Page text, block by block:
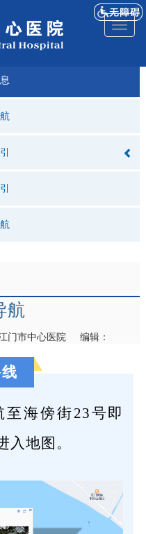
仁济
科普
人才
招聘
仁济
医院
视频
航
门市中心医院 编辑：
海傍街23号即
入地图。